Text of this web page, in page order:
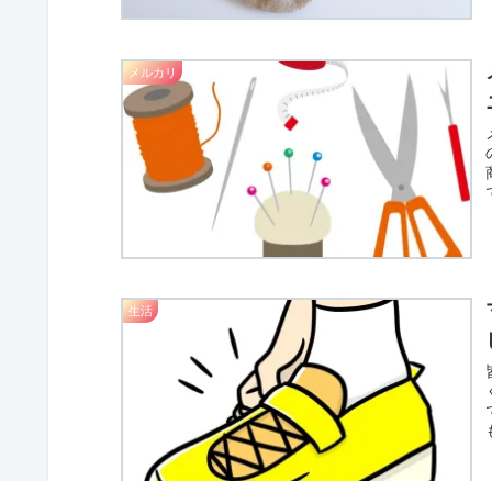
メルカリ
生活